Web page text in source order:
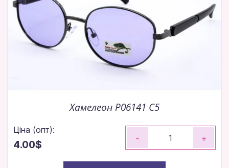
Хамелеон P06141 C5
Ціна (опт):
4.00$
- +